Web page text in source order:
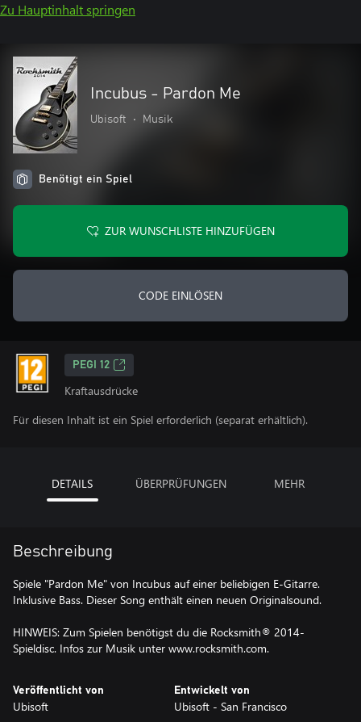
Zu Hauptinhalt springen
Incubus - Pardon Me
Ubisoft • Musik
Benötigt ein Spiel
ZUR WUNSCHLISTE HINZUFÜGEN
CODE EINLÖSEN
PEGI 12
Kraftausdrücke
Für diesen Inhalt ist ein Spiel erforderlich (separat erhältlich).
DETAILS ÜBERPRÜFUNGEN MEHR
Beschreibung
Spiele "Pardon Me" von Incubus auf einer beliebigen E-Gitarre.
Inklusive Bass. Dieser Song enthält einen neuen Originalsound.
HINWEIS: Zum Spielen benötigst du die Rocksmith® 2014-
Spieldisc. Infos zur Musik unter www.rocksmith.com.
Veröffentlicht von
Ubisoft
Entwickelt von
Ubisoft - San Francisco